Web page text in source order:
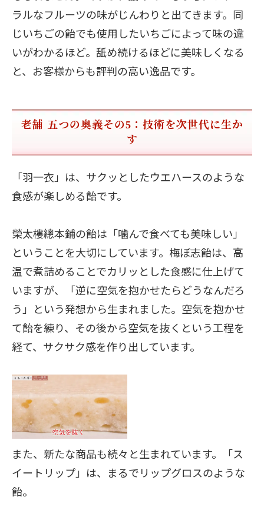
ラルなフルーツの味がじんわりと出てきます。同
じいちごの飴でも使用したいちごによって味の違
いがわかるほど。舐め続けるほどに美味しくなる
と、お客様からも評判の高い逸品です。
老舗 五つの奥義その5：技術を次世代に生か
す
「羽一衣」は、サクッとしたウエハースのような
食感が楽しめる飴です。
榮太樓總本鋪の飴は「噛んで食べても美味しい」
ということを大切にしています。梅ぼ志飴は、高
温で煮詰めることでカリッとした食感に仕上げて
いますが、「逆に空気を抱かせたらどうなんだろ
う」という発想から生まれました。空気を抱かせ
て飴を練り、その後から空気を抜くという工程を
経て、サクサク感を作り出しています。
また、新たな商品も続々と生まれています。「ス
イートリップ」は、まるでリップグロスのような
飴。